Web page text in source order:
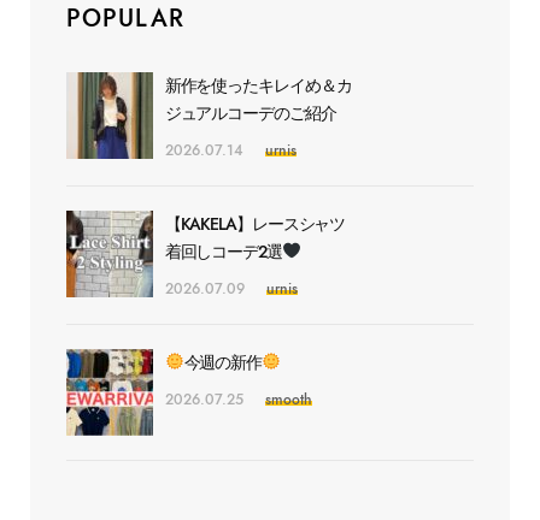
POPULAR
新作を使ったキレイめ＆カ
ジュアルコーデのご紹介
2026.07.14 urnis
【KAKELA】レースシャツ
着回しコーデ2選
2026.07.09 urnis
今週の新作
2026.07.25 smooth